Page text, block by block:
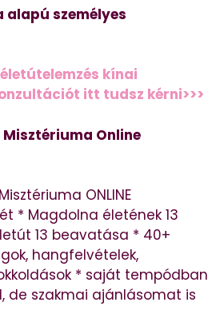
személyes
kínai
itt tudsz kérni>>>
Online
ONLINE
* Magdolna életének 13
13 beavatása * 40+
hangfelvételek,
* saját tempódban
de szakmai ajánlásomat is